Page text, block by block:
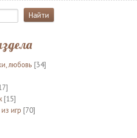
любовь [34]
[15]
игр [70]